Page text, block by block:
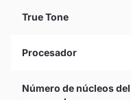
True Tone
Procesador
Número de núcleos del